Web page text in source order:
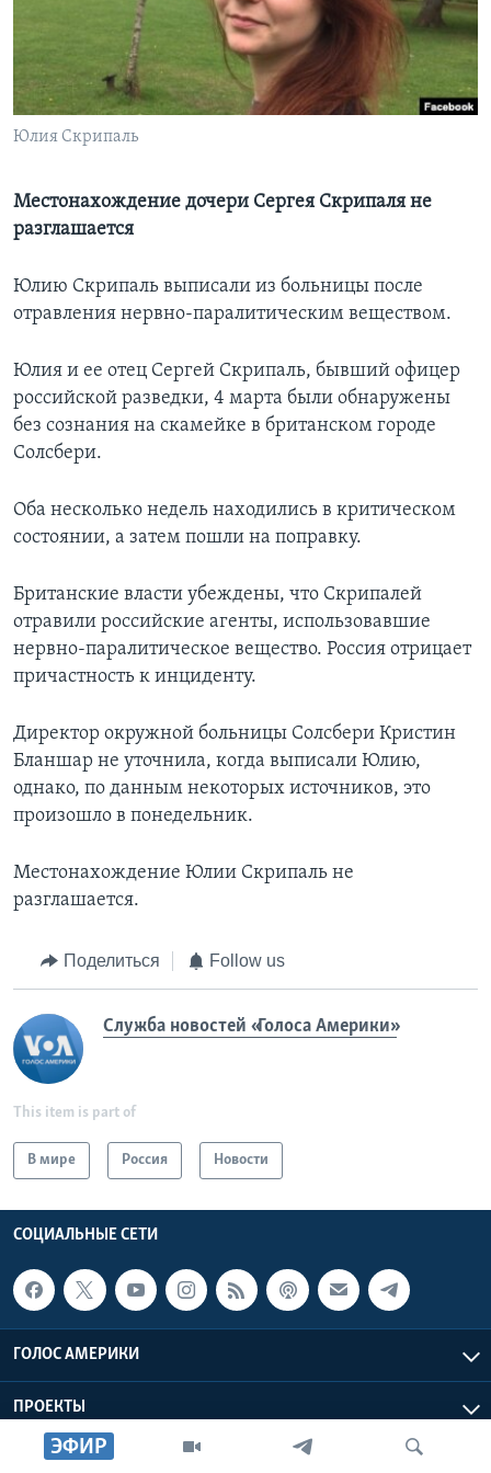
Learning English
СОЦИАЛЬНЫЕ СЕТИ
Языки
ЭФИР
Юлия Скрипаль
Местонахождение дочери Сергея Скрипаля не
разглашается
Юлию Скрипаль выписали из больницы после
отравления нервно-паралитическим веществом.
Юлия и ее отец Сергей Скрипаль, бывший офицер
российской разведки, 4 марта были обнаружены
без сознания на скамейке в британском городе
Солсбери.
Оба несколько недель находились в критическом
состоянии, а затем пошли на поправку.
Британские власти убеждены, что Скрипалей
отравили российские агенты, использовавшие
нервно-паралитическое вещество. Россия отрицает
причастность к инциденту.
Директор окружной больницы Солсбери Кристин
Бланшар не уточнила, когда выписали Юлию,
однако, по данным некоторых источников, это
произошло в понедельник.
Местонахождение Юлии Скрипаль не
разглашается.
Поделиться Follow us
Служба новостей «Голоса Америки»
This item is part of
В мире Россия Новости
СОЦИАЛЬНЫЕ СЕТИ
ГОЛОС АМЕРИКИ
ПРОЕКТЫ